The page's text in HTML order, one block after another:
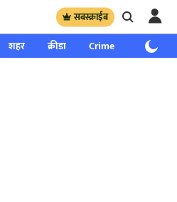
सबस्क्राईब
शहर क्रीडा Crime साप्ताहिक